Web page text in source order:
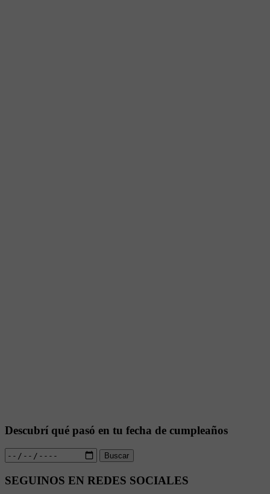
Descubrí qué pasó en tu fecha de cumpleaños
Buscar
SEGUINOS EN REDES SOCIALES